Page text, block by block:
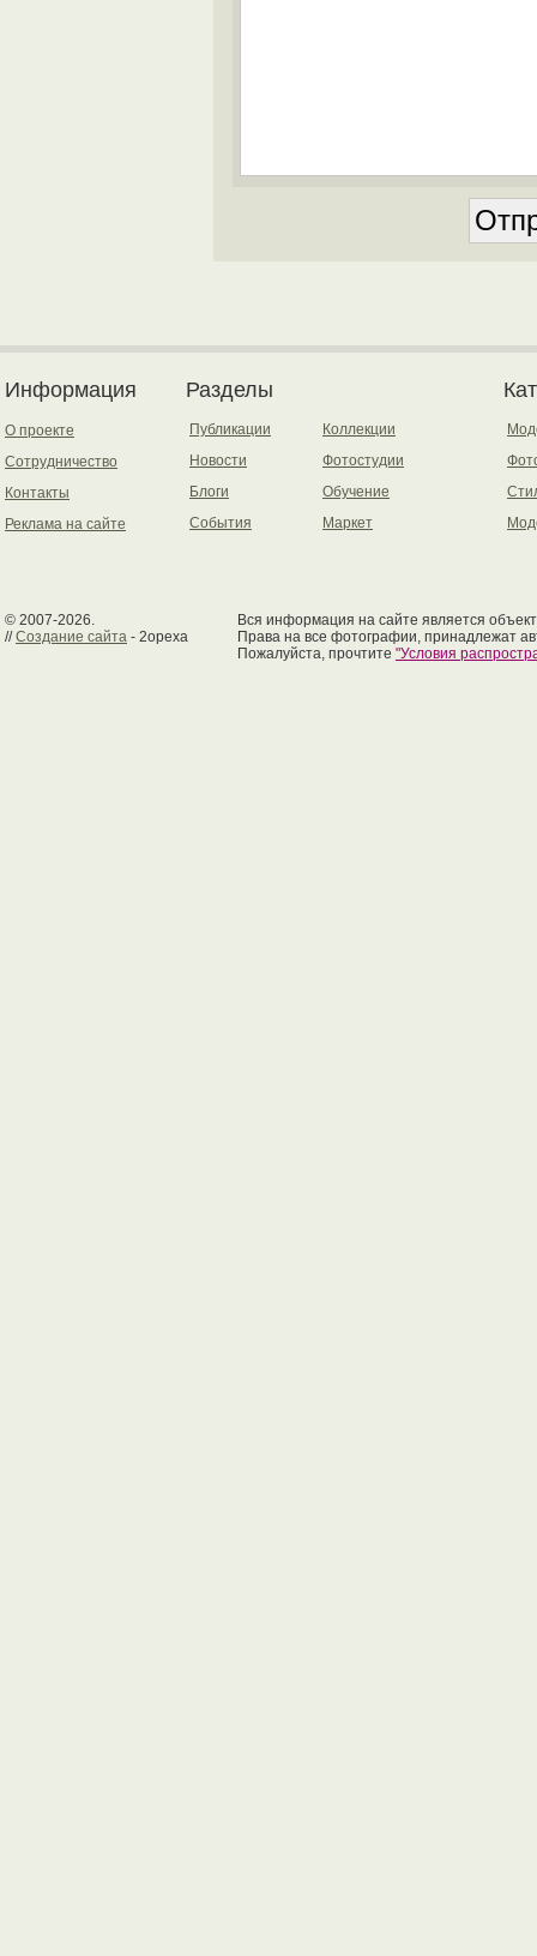
Информация
О проекте
Сотрудничество
Контакты
Реклама на сайте
Разделы
Публикации
Новости
Блоги
События
Коллекции
Фотостудии
Обучение
Маркет
© 2007-2026.
//Создание сайта - 2opexa
Вся информация на сайте является
Права на все фотографии, принадлежат
Пожалуйста, прочтите "Условия